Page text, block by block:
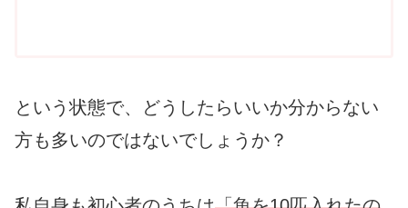
という状態で、どうしたらいいか分からない
方も多いのではないでしょうか？